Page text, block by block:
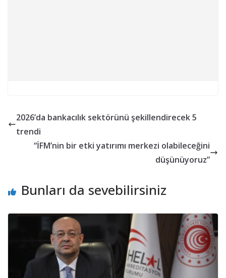
2026’da bankacılık sektörünü şekillendirecek 5
trendi
“İFM’nin bir etki yatırımı merkezi olabileceğini
düşünüyoruz”
Bunları da sevebilirsiniz